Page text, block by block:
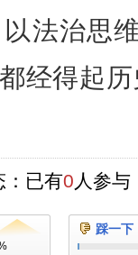
法治思
经得起
：已有0 人参与
踩一下